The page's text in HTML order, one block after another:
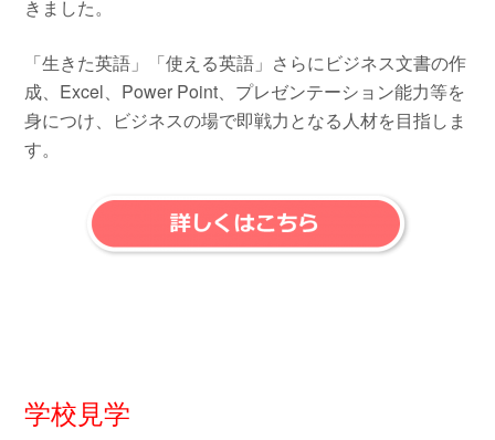
きました。
「生きた英語」「使える英語」さらにビジネス文書の作
成、Excel、Power Point、プレゼンテーション能力等を
身につけ、ビジネスの場で即戦力となる人材を目指しま
す。
学校見学